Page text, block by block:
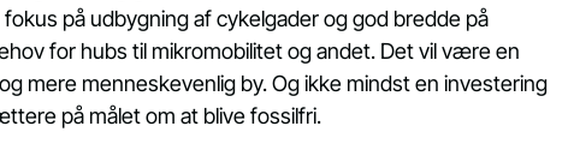
på udbygning af cykelgader og god bredde på
for hubs til mikromobilitet og andet. Det vil være en
mere menneskevenlig by. Og ikke mindst en investering
på målet om at blive fossilfri.